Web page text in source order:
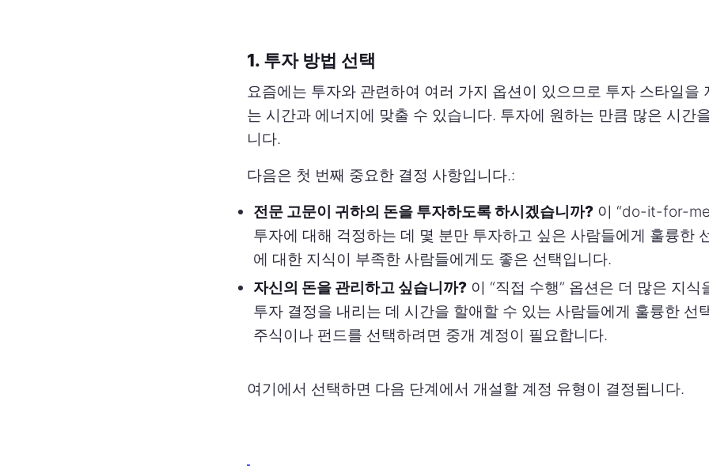
1. 투자 방법 선택
요즘에는 투자와 관련하여 여러 가지 옵션이 있으므로 투자 스타일을
는 시간과 에너지에 맞출 수 있습니다. 투자에 원하는 만큼 많은 시간
니다.
다음은 첫 번째 중요한 결정 사항입니다.:
전문 고문이 귀하의 돈을 투자하도록 하시겠습니까? 이 “do-it-for-
투자에 대해 걱정하는 데 몇 분만 투자하고 싶은 사람들에게 훌륭한
에 대한 지식이 부족한 사람들에게도 좋은 선택입니다.
자신의 돈을 관리하고 싶습니까? 이 “직접 수행” 옵션은 더 많은 지
투자 결정을 내리는 데 시간을 할애할 수 있는 사람들에게 훌륭한 선
주식이나 펀드를 선택하려면 중개 계정이 필요합니다.
여기에서 선택하면 다음 단계에서 개설할 계정 유형이 결정됩니다.